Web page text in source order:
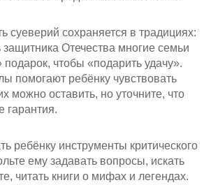
суеверий сохраняется в традициях:
Отечества многие семьи
подарок, чтобы «подарить удачу».
помогают ребёнку чувствовать
можно оставить, но уточните, что
гарантия.
ребёнку инструменты критического
ему задавать вопросы, искать
читать книги о мифах и легендах.